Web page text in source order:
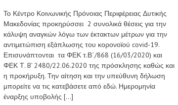
Το Κέντρο Κοινωνικής Πρόνοιας Περιφέρειας Δυτικής
Μακεδονίας προκηρύσσει 2 συνολικά θέσεις για την
κάλυψη αναγκών λόγω των έκτακτων μέτρων για την
αντιμετώπιση εξάπλωσης του κορονοϊού covid-19.
Επισυνάπτονται τα ΦΕΚ τ.Β΄/868 (16/03/2020) και
ΦΕΚ Τ. B’ 2480/22.06.2020 της πρόσκλησης καθώς και
η προκήρυξη. Την αίτηση και την υπεύθυνη δήλωση
μπορείτε να τις κατεβάσετε από εδώ. Ημερομηνία
έναρξης υποβολής [...]